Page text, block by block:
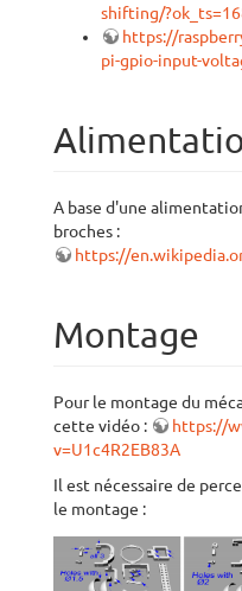
shifting/
https://
pi-gpio-input-
A base d'une
broches :
https://
Montage
Pour le montage du
cette vidéo :
https://
v=U1c4R2EB83A
Il est nécessaire de
le montage :